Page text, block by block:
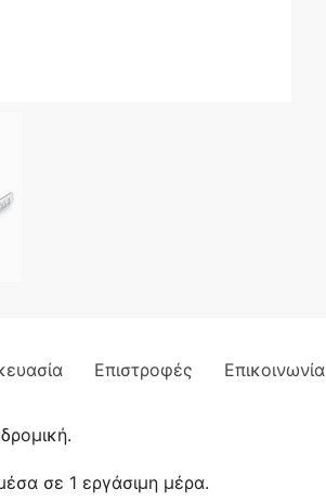
Επιστροφές Επικοινωνία
σε 1 εργάσιμη μέρα.